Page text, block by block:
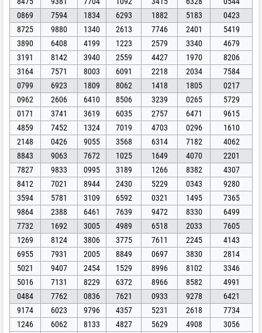
0869
7594 1834 6293 1882 5183
0423
8725
9880 1340 2613 7746 2401
5419
3890
6408 4199 1223 2579 3340
4679
3191
8142 3940 2559 4427 1970
8206
3164
7571 8003 6091 2218 2034
7584
0799
6923 1809 8062 1418 1805
0217
0962
2606 6410 8506 3239 0265
5729
0171
3741 3619 6035 2757 6471
9615
4859
7452 1324 7019 4703 0296
1610
2148
0426 9055 3568 6314 7182
4062
8843
9063 7672 1025 1649 4070
2201
7827
9833 0995 3189 1266 8382
4307
8412
7021 8944 2430 5229 0343
9280
3594
5781 3109 6592 0321 1495
7365
9864
2388 6461 7639 9472 8330
6499
7732
1692 3005 4989 6518 2033
7605
1269
8124 3806 3775 7611 2245
4143
6955
7931 2005 8849 0697 3830
2814
5021
9407 2454 1529 8996 8102
3346
5016
7131 8229 6372 8966 8582
4991
0484
7762 0836 7621 0933 9278
6421
9174
6023 9796 4357 5231 2618
7734
1246
6062 8133 4827 5629 4908
3056